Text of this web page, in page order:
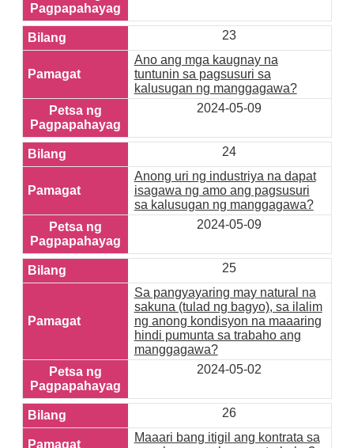
23
Ano ang mga kaugnay na
tuntunin sa pagsusuri sa
kalusugan ng manggagawa?
2024-05-09
24
Anong uri ng industriya na dapat
isagawa ng amo ang pagsusuri
sa kalusugan ng manggagawa?
2024-05-09
25
Sa pangyayaring may natural na
sakuna (tulad ng bagyo), sa ilalim
ng anong kondisyon na maaaring
hindi pumunta sa trabaho ang
manggagawa?
2024-05-02
26
Maaari bang itigil ang kontrata sa